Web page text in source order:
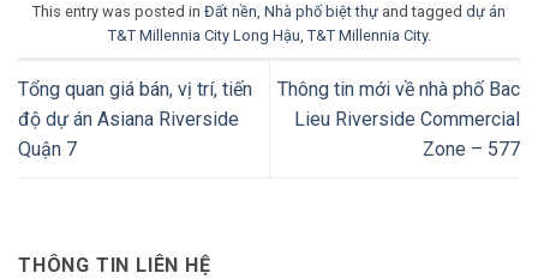
This entry was posted in Đất nền, Nhà phố biệt thự and tagged dự án
T&T Millennia City Long Hậu, T&T Millennia City.
Tổng quan giá bán, vị trí, tiến
độ dự án Asiana Riverside
Quận 7
Thông tin mới về nhà phố Bac
Lieu Riverside Commercial
Zone – 577
THÔNG TIN LIÊN HỆ